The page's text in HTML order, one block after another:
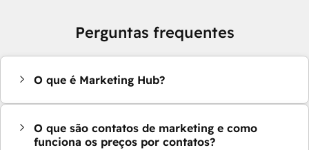
Perguntas frequentes
O que é Marketing Hub?
O que são contatos de marketing e como
funciona os preços por contatos?